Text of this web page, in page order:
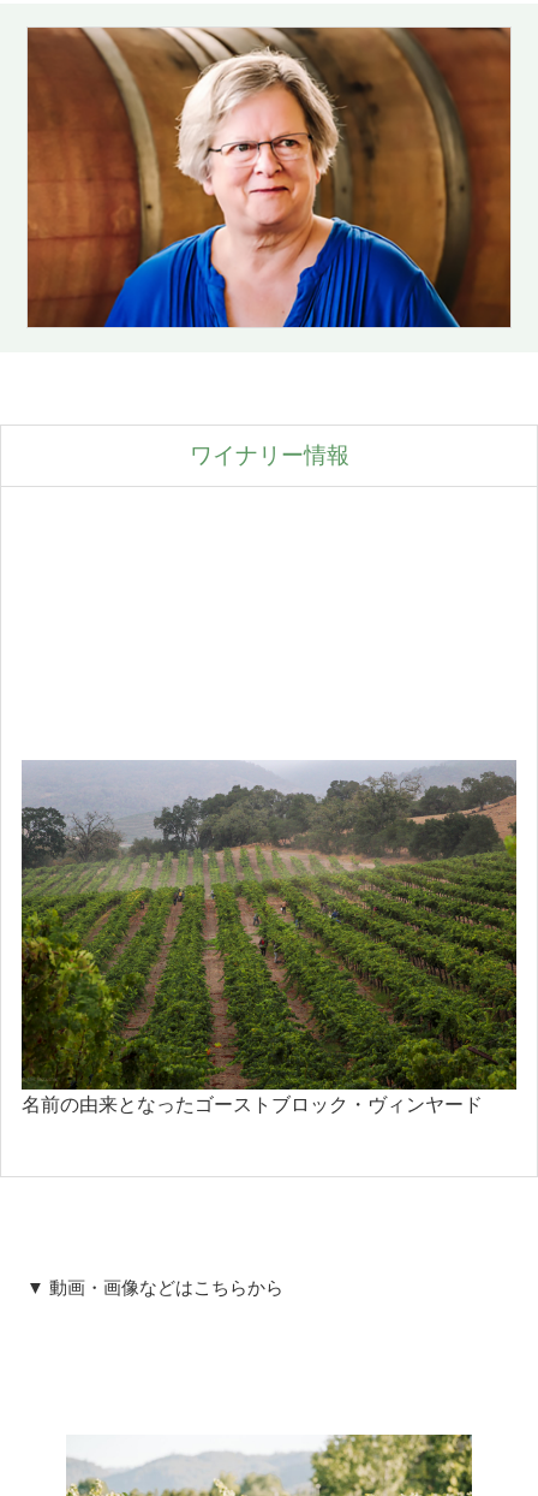
ワイナリー情報
名前の由来となったゴーストブロック・ヴィンヤード
▼ 動画・画像などはこちらから